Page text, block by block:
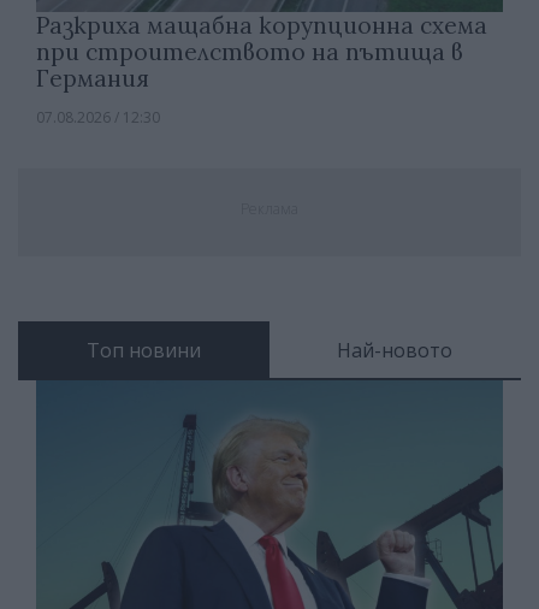
Разкриха мащабна корупционна схема
при строителството на пътища в
Германия
07.08.2026 / 12:30
Топ новини Най-новото